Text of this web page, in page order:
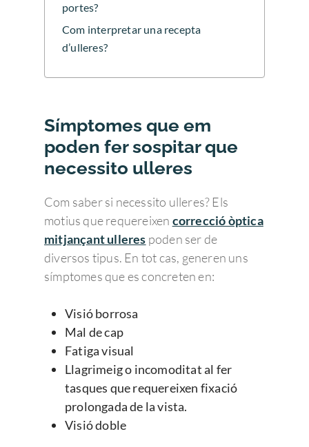
portes?
Com interpretar una recepta
d’ulleres?
Símptomes que em
poden fer sospitar que
necessito ulleres
Com saber si necessito ulleres? Els
motius que requereixen correcció òptica
mitjançant ulleres poden ser de
diversos tipus. En tot cas, generen uns
símptomes que es concreten en:
Visió borrosa
Mal de cap
Fatiga visual
Llagrimeig o incomoditat al fer
tasques que requereixen fixació
prolongada de la vista.
Visió doble